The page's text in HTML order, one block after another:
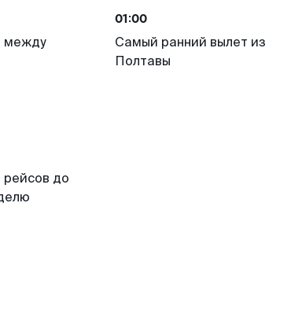
между
01:00
Самый ранний вылет из
Полтавы
рейсов до